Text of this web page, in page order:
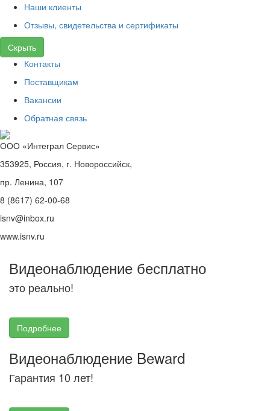
Наши клиенты
Отзывы, свидетельства и сертификаты
Скрыть
Контакты
Поставщикам
Вакансии
Обратная связь
ООО «Интеграл Сервис»
353925, Россия, г. Новороссийск,
пр. Ленина, 107
8 (8617) 62-00-68
isnv@inbox.ru
www.isnv.ru
Видеонаблюдение бесплатно
это реально!
Подробнее
Видеонаблюдение Beward
Гарантия 10 лет!